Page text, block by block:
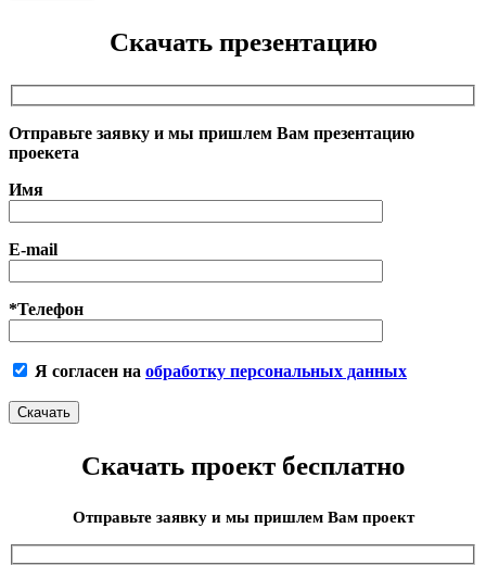
Скачать презентацию
Отправьте заявку и мы пришлем Вам презентацию
проекета
Имя
E-mail
*Телефон
Я согласен на обработку персональных данных
Скачать проект бесплатно
Отправьте заявку и мы пришлем Вам проект